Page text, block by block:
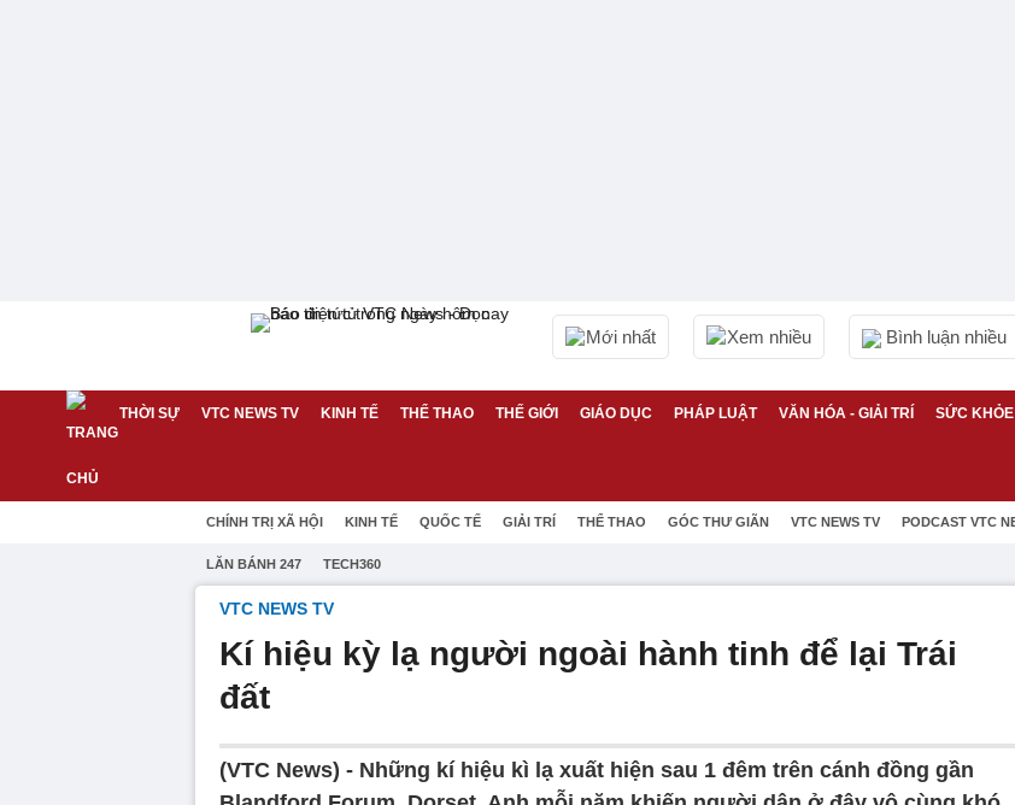
Mới nhất Xem nhiều Bình luận nhiều
THỜI SỰ VTC NEWS TV KINH TẾ THỂ THAO THẾ GIỚI GIÁO DỤC PHÁP LUẬT VĂN HÓA - GIẢI TRÍ SỨC KHỎE
CHÍNH TRỊ XÃ HỘI KINH TẾ QUỐC TẾ GIẢI TRÍ THỂ THAO GÓC THƯ GIÃN VTC NEWS TV PODCAST VTC
LĂN BÁNH 247 TECH360
VTC NEWS TV
Kí hiệu kỳ lạ người ngoài hành tinh để lại Trái
đất
(VTC News) - Những kí hiệu kì lạ xuất hiện sau 1 đêm trên cánh đồng gần